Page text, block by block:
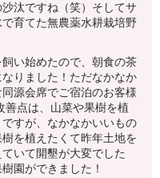
汰ですね（笑）そしてサ
育てた無農薬水耕栽培野
い始めたので、朝食の茶
りました！ただなかなか
源会席でご宿泊のお客様
点は、山菜や果樹を植
すが、なかなかいいもの
を植えたくて昨年土地を
いて開墾が大変でした
園ができました！